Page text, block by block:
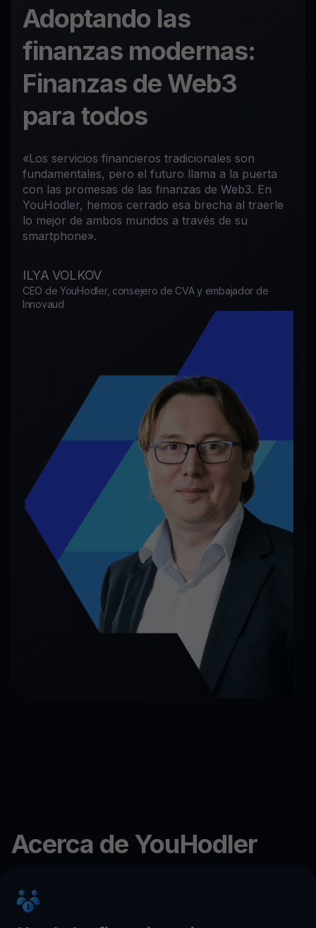
Adoptando las
finanzas modernas:
Finanzas de Web3
para todos
«Los servicios financieros tradicionales son
fundamentales, pero el futuro llama a la puerta
con las promesas de las finanzas de Web3. En
YouHodler, hemos cerrado esa brecha al traerle
lo mejor de ambos mundos a través de su
smartphone».
ILYA VOLKOV
CEO de YouHodler, consejero de CVA y embajador de
Innovaud
Acerca de YouHodler